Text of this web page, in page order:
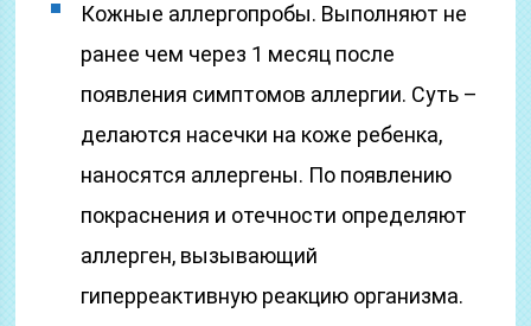
Кожные аллергопробы. Выполняют не
ранее чем через 1 месяц после
появления симптомов аллергии. Суть –
делаются насечки на коже ребенка,
наносятся аллергены. По появлению
покраснения и отечности определяют
аллерген, вызывающий
гиперреактивную реакцию организма.